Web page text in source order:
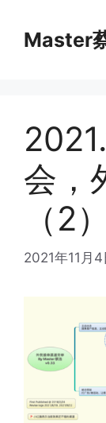
Master
会，
（2）
2021年11月4